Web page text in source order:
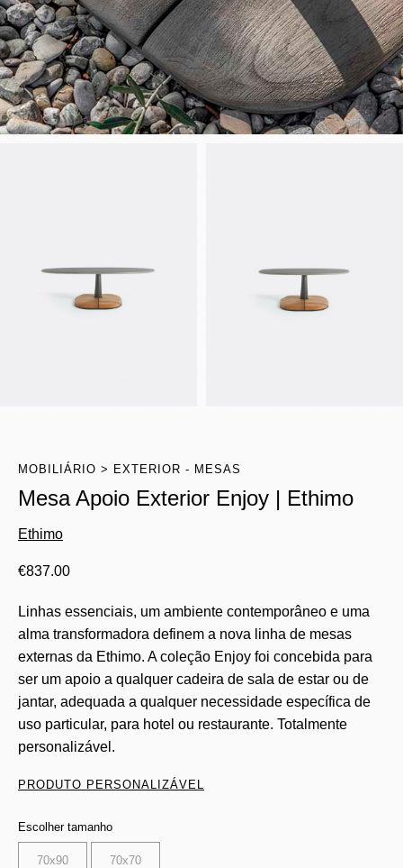
MOBILIÁRIO EXTERIOR - MESAS
Mesa Apoio Exterior Enjoy | Ethimo
Ethimo
€837.00
Linhas essenciais, um ambiente contemporâneo e uma
alma transformadora definem a nova linha de mesas
externas da Ethimo. A coleção Enjoy foi concebida para
ser um apoio a qualquer cadeira de sala de estar ou de
jantar, adequada a qualquer necessidade específica de
uso particular, para hotel ou restaurante. Totalmente
personalizável.
PRODUTO PERSONALIZÁVEL
Escolher tamanho
70x90 70x70